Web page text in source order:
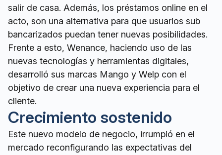
salir de casa. Además, los préstamos online en el
acto, son una alternativa para que usuarios sub
bancarizados puedan tener nuevas posibilidades.
Frente a esto, Wenance, haciendo uso de las
nuevas tecnologías y herramientas digitales,
desarrolló sus marcas Mango y Welp con el
objetivo de crear una nueva experiencia para el
cliente.
Crecimiento sostenido
Este nuevo modelo de negocio, irrumpió en el
mercado reconfigurando las expectativas del